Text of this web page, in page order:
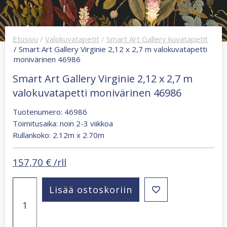
Etusivu / Valokuvatapetit / Smart Art Gallery kuvatapetit
/ Smart Art Gallery Virginie 2,12 x 2,7 m valokuvatapetti
monivärinen 46986
Smart Art Gallery Virginie 2,12 x 2,7 m
valokuvatapetti monivärinen 46986
Tuotenumero: 46986
Toimitusaika: noin 2-3 viikkoa
Rullankoko: 2.12m x 2.70m
157,70 € /rll
Gallery
Lisää ostoskoriin